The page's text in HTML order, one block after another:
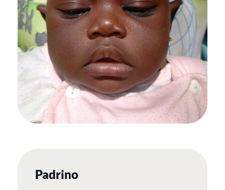
Padrino